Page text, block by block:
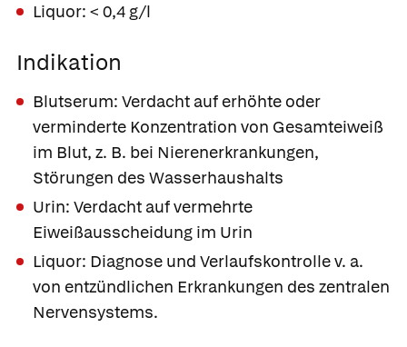
Liquor: < 0,4 g/l
Indikation
Blutserum: Verdacht auf erhöhte oder
verminderte Konzentration von Gesamteiweiß
im Blut, z. B. bei Nierenerkrankungen,
Störungen des Wasserhaushalts
Urin: Verdacht auf vermehrte
Eiweißausscheidung im Urin
Liquor: Diagnose und Verlaufskontrolle v. a.
von entzündlichen Erkrankungen des zentralen
Nervensystems.